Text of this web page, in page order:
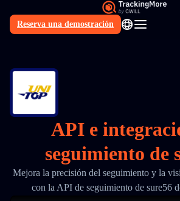
Reserva una demostración
ES
API e
seguimiento de
Mejora la precisión del seguimiento y la
con la API de seguimiento de sure56